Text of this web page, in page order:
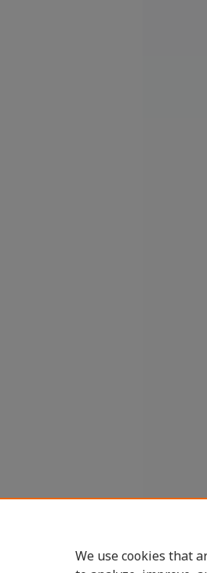
We use cookies that